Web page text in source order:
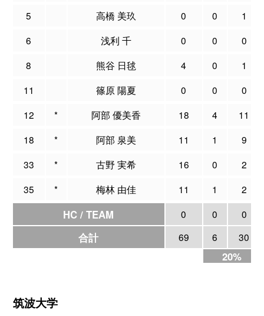
5
高橋 美玖 0 0
1
6
浅利 千 0 0
0
8
熊谷 日毬 4 0
1
11
篠原 陽夏 0 0
0
12
* 阿部 優美香 18 4
11
18
* 阿部 泉美 11 1
9
33
* 古野 実希 16 0
2
35
* 梅林 由佳 11 1 2
HC / TEAM 0 0 0
合計 69 6 30
20%
筑波大学